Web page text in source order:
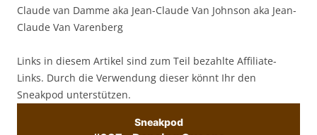
Claude van Damme aka Jean-Claude Van Johnson aka Jean-
Claude Van Varenberg
Links in diesem Artikel sind zum Teil bezahlte Affiliate-
Links. Durch die Verwendung dieser könnt Ihr den
Sneakpod unterstützen.